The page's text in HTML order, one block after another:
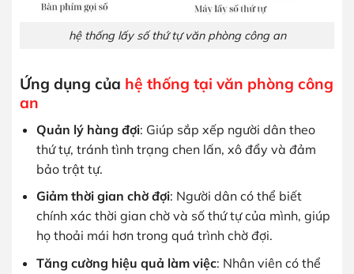
hệ thống lấy số thứ tự văn phòng công an
Ứng dụng của hệ thống tại văn phòng công
an
Quản lý hàng đợi: Giúp sắp xếp người dân theo
thứ tự, tránh tình trạng chen lấn, xô đẩy và đảm
bảo trật tự.
Giảm thời gian chờ đợi: Người dân có thể biết
chính xác thời gian chờ và số thứ tự của mình, giúp
họ thoải mái hơn trong quá trình chờ đợi.
Tăng cường hiệu quả làm việc: Nhân viên có thể